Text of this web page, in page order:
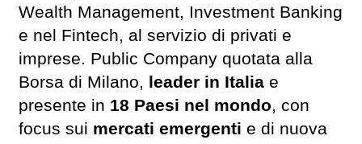
Wealth Management, Investment Banking
e nel Fintech, al servizio di privati e
imprese. Public Company quotata alla
Borsa di Milano, leader in Italia e
presente in 18 Paesi nel mondo, con
focus sui mercati emergenti e di nuova